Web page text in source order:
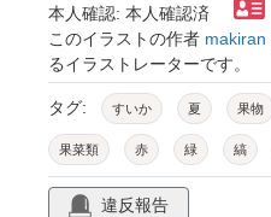
本人確認: 本人確認済
このイラストの作者 makiran
るイラストレーターです。
タグ: すいか 夏 果物
果菜類 赤 緑 縞
食べ物 デザート
違反報告